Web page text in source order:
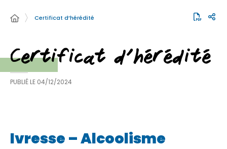
Certificat d’hérédité
Certificat d’hérédité
PUBLIÉ LE 04/12/2024
Ivresse – Alcoolisme